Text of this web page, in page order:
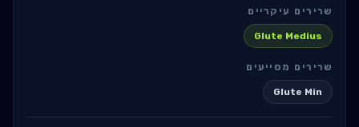
שרירים עיקריים
Glute Medius
שרירים מסייעים
Glute Min